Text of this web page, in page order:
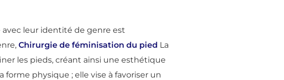
leur identité de genre est
Chirurgie de féminisation du pied La
les pieds, créant ainsi une esthétique
physique ; elle vise à favoriser un